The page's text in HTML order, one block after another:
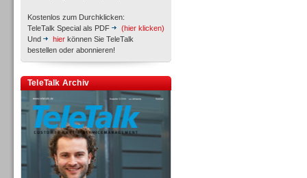
Kostenlos zum Durchklicken:
TeleTalk Special als PDF
(hier klicken)
Und
hier können Sie TeleTalk
bestellen oder abonnieren!
TeleTalk Archiv
Inbound
Inbound